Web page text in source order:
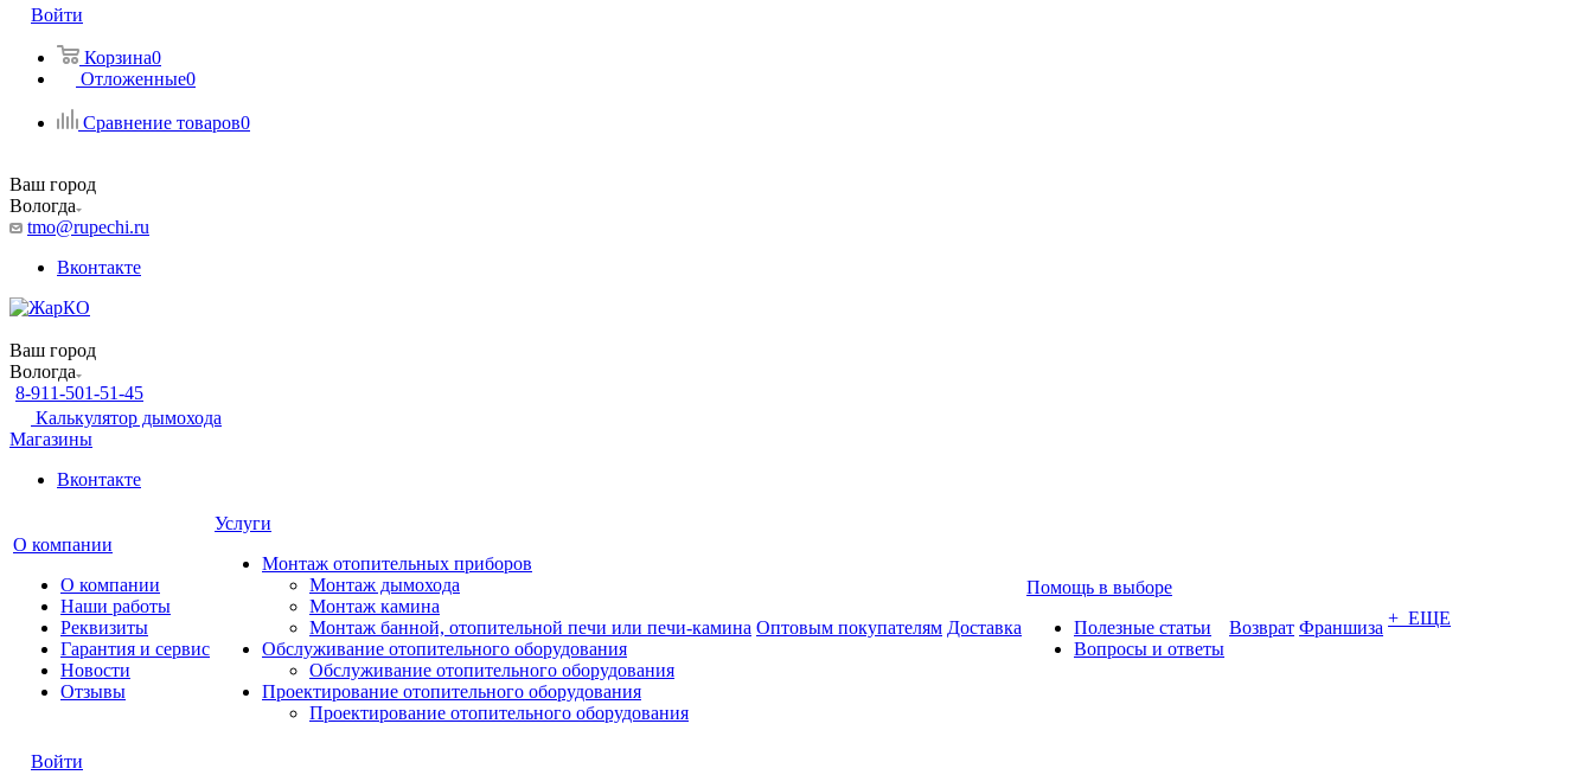
Войти
Корзина0
Отложенные0
Сравнение товаров0
Ваш город
Вологда
tmo@rupechi.ru
Вконтакте
Ваш город
Вологда
8-911-501-51-45
Калькулятор дымохода
Магазины
Вконтакте
О компании
О компании
Наши работы
Реквизиты
Гарантия и сервис
Новости
Отзывы
Услуги
Монтаж отопительных приборов
Монтаж дымохода
Монтаж камина
Монтаж банной, отопительной печи или печи-камина
Обслуживание отопительного оборудования
Обслуживание отопительного оборудования
Проектирование отопительного оборудования
Проектирование отопительного оборудования
Оптовым покупателям Доставка
Помощь в выборе
Полезные статьи
Вопросы и ответы
Возврат Франшиза + ЕЩЕ
Войти